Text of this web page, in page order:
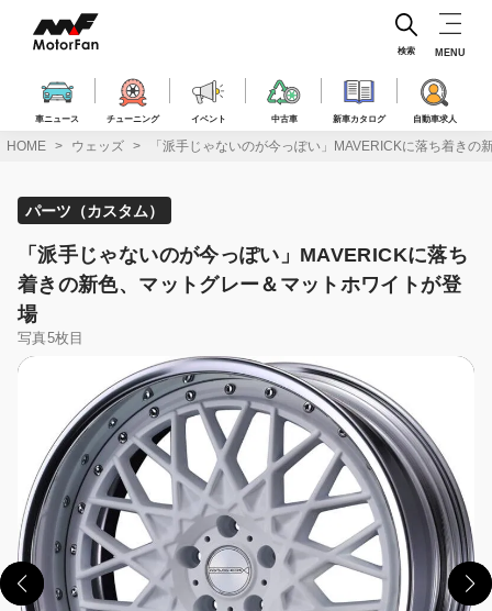
ス
車ニュース チューニング イベント 中古車 新車カタログ 自動車求人
検索 MENU
HOME ウェッズ 「派手じゃないのが今っぽい」MAVERICKに落ち着き
パーツ（カスタム）
「派手じゃないのが今っぽい」MAVERICKに落ち
着きの新色、マットグレー＆マットホワイトが登
場
写真5枚目